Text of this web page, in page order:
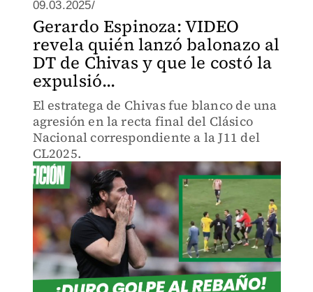
09.03.2025/
Gerardo Espinoza: VIDEO
revela quién lanzó balonazo al
DT de Chivas y que le costó la
expulsió...
El estratega de Chivas fue blanco de una
agresión en la recta final del Clásico
Nacional correspondiente a la J11 del
CL2025.